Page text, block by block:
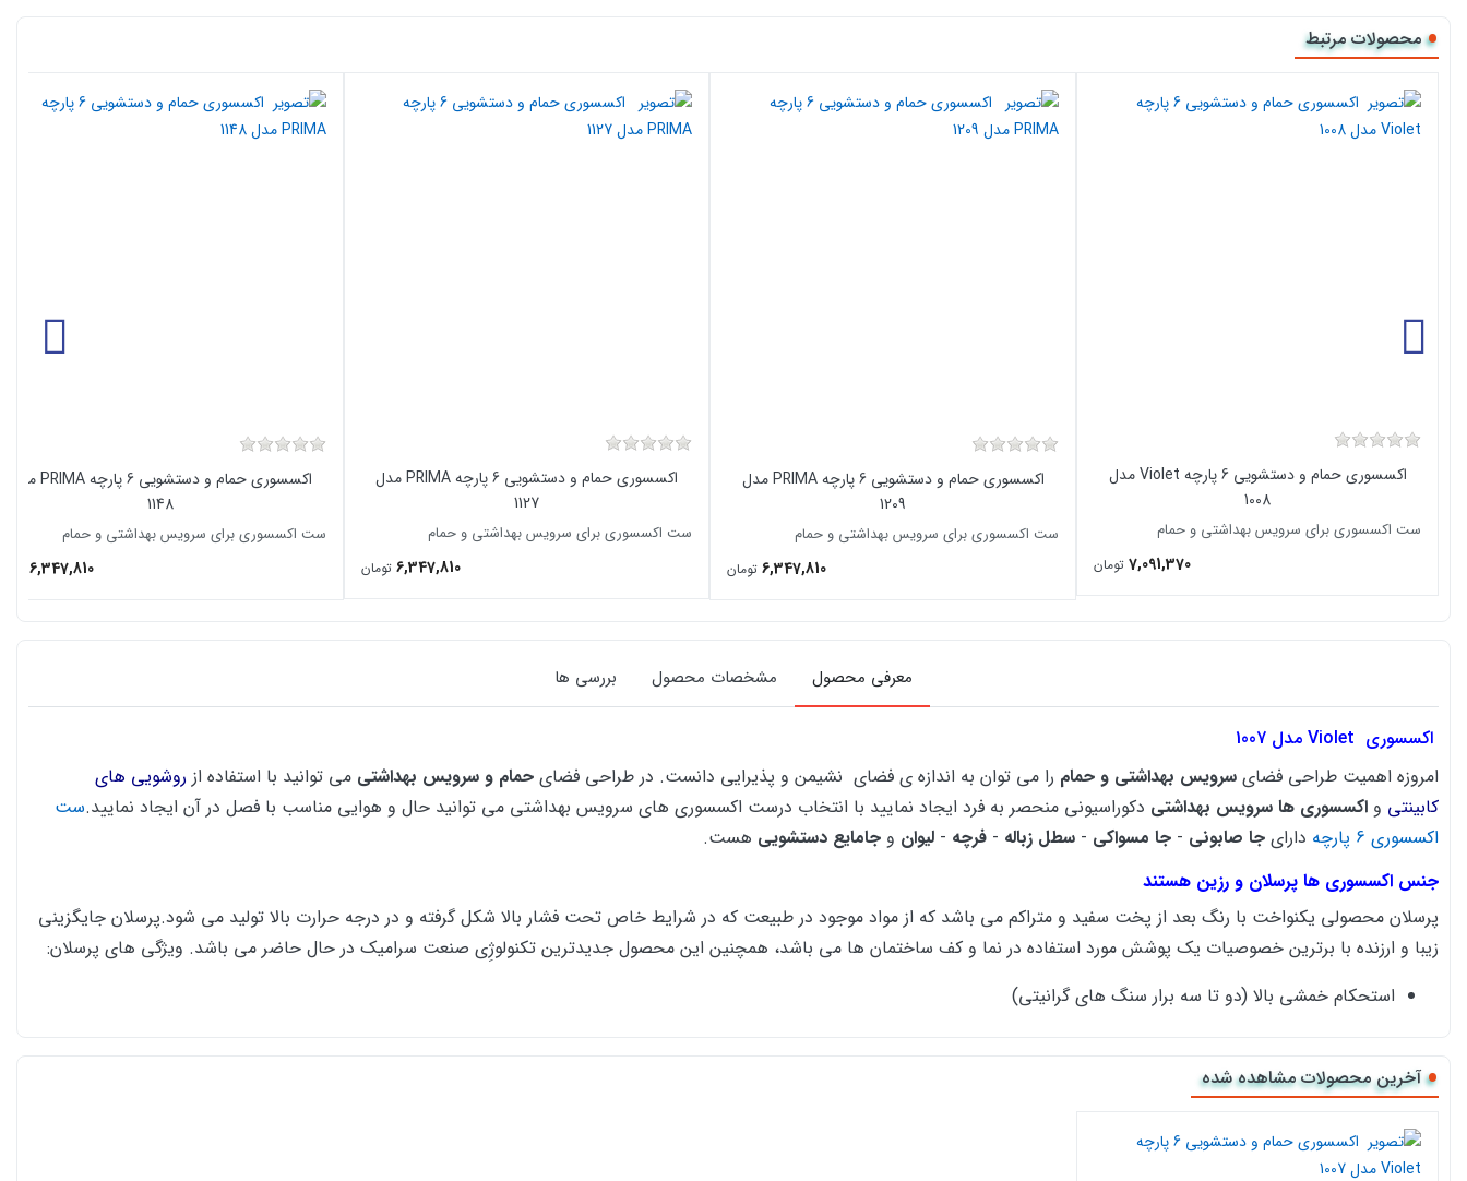
محصولات مرتبط
اکسسوری حمام و دستشویی 6 پارچه Violet مدل
1008
ست اکسسوری برای سرویس بهداشتی و حمام
7,091,370 تومان
اکسسوری حمام و دستشویی 6 پارچه PRIMA مدل
1209
ست اکسسوری برای سرویس بهداشتی و حمام
6,347,810 تومان
اکسسوری حمام و دستشویی 6 پارچه PRIMA مدل
1127
ست اکسسوری برای سرویس بهداشتی و حمام
6,347,810 تومان
اکسسوری حمام و دستشویی 6 پارچه PRIMA مدل
1148
ست اکسسوری برای سرویس بهداشتی و حمام
6,347,810
معرفی محصول مشخصات محصول بررسی ها
اکسسوری Violet مدل 1007
امروزه اهمیت طراحی فضای سرویس بهداشتی و حمام را می توان به اندازه ی فضای نشیمن و پذیرایی دانست. در طراحی فضای حمام و سرویس بهداشتی می توانید با استفاده از روشویی های
کابینتی و اکسسوری ها سرویس بهداشتی دکوراسیونی منحصر به فرد ایجاد نمایید با انتخاب درست اکسسوری های سرویس بهداشتی می توانید حال و هوایی مناسب با فصل در آن ایجاد نمایید.ست
اکسسوری 6 پارچه
دارای جا صابونی - جا مسواکی - سطل زباله - فرچه - لیوان و جامایع دستشویی هست.
جنس اکسسوری ها پرسلان و رزین هستند
پرسلان محصولی یکنواخت با رنگ بعد از پخت سفید و متراکم می باشد که از مواد موجود در طبیعت که در شرایط خاص تحت فشار بالا شکل گرفته و در درجه حرارت بالا تولید می شود.پرسلان جایگزینی
زیبا و ارزنده با برترین خصوصیات یک پوشش مورد استفاده در نما و کف ساختمان ها می باشد، همچنین این محصول جدیدترین تکنولوژِی صنعت سرامیک در حال حاضر می باشد. ویژگی های پرسلان:
استحکام خمشی بالا (دو تا سه برار سنگ های گرانیتی)
مقاومت شیمیایی بالا و مقاومت در برابر لک پذیری ( مواد شوینده و پاک کننده اسیدها و بازها)
مقاومت سایش بالا ( عمر طولانی و درخشش زیاد)
آخرین محصولات مشاهده شده